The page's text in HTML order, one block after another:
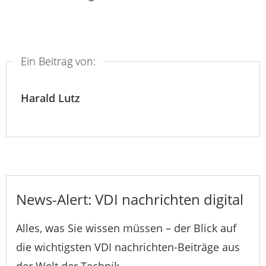
Ein Beitrag von:
Harald Lutz
News-Alert: VDI nachrichten digital
Alles, was Sie wissen müssen – der Blick auf
die wichtigsten VDI nachrichten-Beiträge aus